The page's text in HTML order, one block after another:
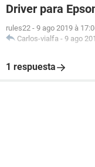
Driver para
rules22 - 9 ago 2019 à
Carlos-vialfa - 9 ago
1 respuesta